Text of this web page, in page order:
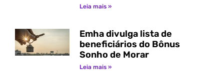
Leia mais »
Emha divulga lista de
beneficiários do Bônus
Sonho de Morar
Leia mais »